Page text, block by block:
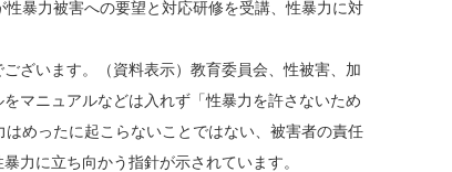
暴力被害への要望と対応研修を受講、性暴力に対
ざいます。（資料表示）教育委員会、性被害、加
マニュアルなどは入れず「性暴力を許さないため
めったに起こらないことではない、被害者の責任
力に立ち向かう指針が示されています。